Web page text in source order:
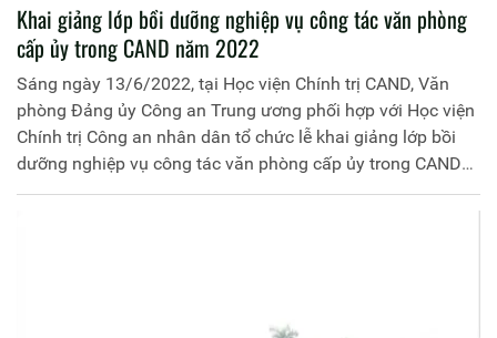
Khai giảng lớp bồi dưỡng nghiệp vụ công tác văn phòng
cấp ủy trong CAND năm 2022
Sáng ngày 13/6/2022, tại Học viện Chính trị CAND, Văn
phòng Đảng ủy Công an Trung ương phối hợp với Học viện
Chính trị Công an nhân dân tổ chức lễ khai giảng lớp bồi
dưỡng nghiệp vụ công tác văn phòng cấp ủy trong CAND
năm 2022. Trung tướng, TS Lê Quốc Hùng, Ủy viên Trung